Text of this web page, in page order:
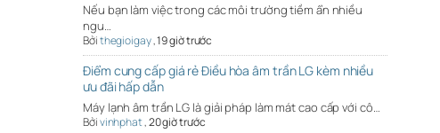
Nếu bạn làm việc trong các môi trường tiềm ẩn nhiều
ngu…
Bởithegioigay,19 giờ trước
Điểm cung cấp giá rẻ Điều hòa âm trần LG kèm nhiều
ưu đãi hấp dẫn
Máy lạnh âm trần LG là giải pháp làm mát cao cấp với cô…
Bởivinhphat,20 giờ trước